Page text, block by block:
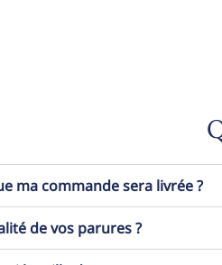
ma commande sera livrée ?
de vos parures ?